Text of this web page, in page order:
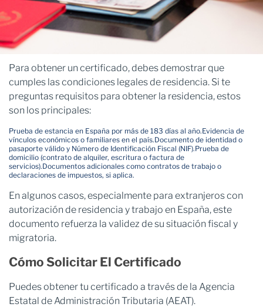
Para obtener un certificado, debes demostrar que
cumples las condiciones legales de residencia. Si te
preguntas requisitos para obtener la residencia, estos
son los principales:
Prueba de estancia en España por más de 183 días al año.Evidencia de
vínculos económicos o familiares en el país.Documento de identidad o
pasaporte válido y Número de Identificación Fiscal (NIF).Prueba de
domicilio (contrato de alquiler, escritura o factura de
servicios).Documentos adicionales como contratos de trabajo o
declaraciones de impuestos, si aplica.
En algunos casos, especialmente para extranjeros con
autorización de residencia y trabajo en España, este
documento refuerza la validez de su situación fiscal y
migratoria.
Cómo Solicitar El Certificado
Puedes obtener tu certificado a través de la Agencia
Estatal de Administración Tributaria (AEAT).